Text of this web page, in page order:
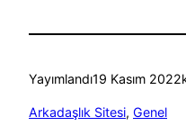
Yayımlandı19 Kasım 2022
Arkadaşlık Sitesi, Genel